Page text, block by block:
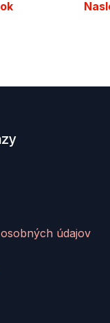
údajov